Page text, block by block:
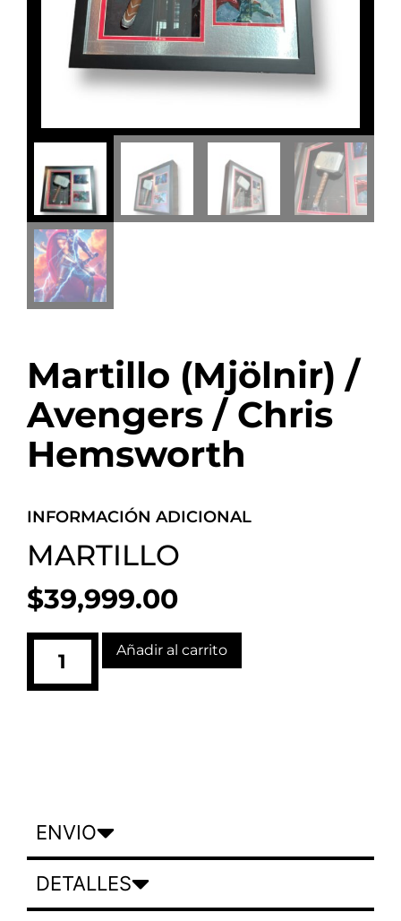
Martillo (Mjölnir) /
Avengers / Chris
Hemsworth
INFORMACIÓN ADICIONAL
MARTILLO
$39,999.00
Añadir al carrito
ENVIO
DETALLES